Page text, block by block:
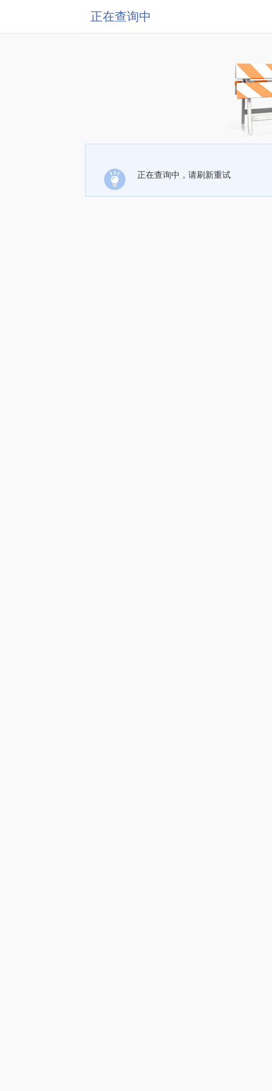
正在查询中
正在查询中，请刷新重试